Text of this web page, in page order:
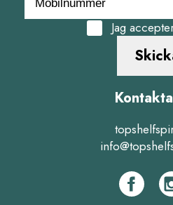
Jag